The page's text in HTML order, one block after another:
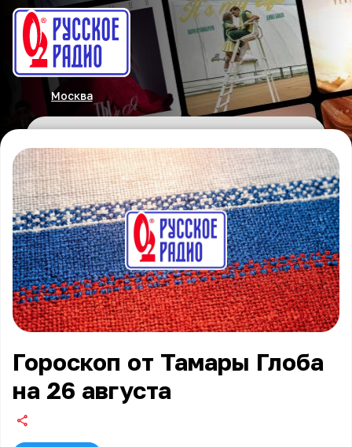
Москва
Гороскоп от Тамары Глоба
на 26 августа